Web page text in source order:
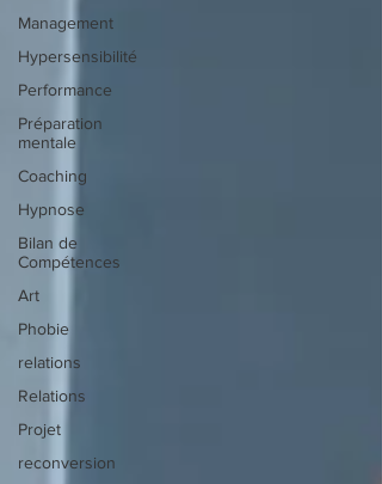
Management
Hypersensibilité
Performance
Préparation
mentale
Coaching
Hypnose
Bilan de
Compétences
Art
Phobie
relations
Relations
Projet
reconversion